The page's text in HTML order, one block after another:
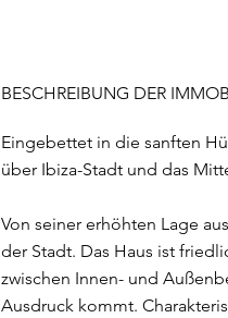
BESCHREIBUNG DER
Eingebettet in die sanften
über Ibiza-Stadt und das
Von seiner erhöhten Lage
der Stadt. Das Haus ist
zwischen Innen- und
Ausdruck kommt.